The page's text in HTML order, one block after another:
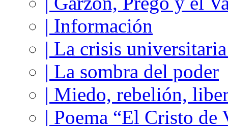
| Información
| La crisis
| La sombra del poder
| Miedo, rebelión,
| Poema “El Cristo de